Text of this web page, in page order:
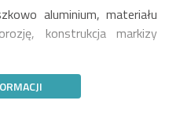
aluminium, materiału
konstrukcja markizy